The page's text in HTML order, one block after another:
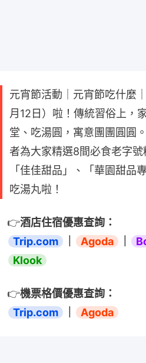
元宵節活動｜元宵節吃什麼
月12日）啦！傳統習俗上，
堂、吃湯圓，寓意團團圓圓
者為大家精選8間必食老字
「佳佳甜品」、「華園甜品
吃湯丸啦！
👉酒店住宿優惠查詢：
Trip.com
Agoda
Klook
👉機票格價優惠查詢：
Trip.com
Agoda